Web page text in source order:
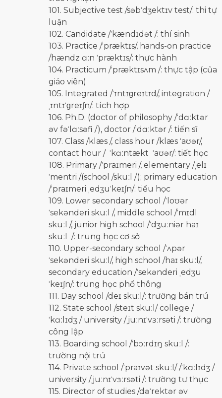
101. Subjective test /səbˈdʒektɪv test/: thi tự
luận
102. Candidate /ˈkændɪdət /: thí sinh
103. Practice /ˈpræktɪs/, hands-on practice
/hændz ɑːn ˈpræktɪs/: thực hành
104. Practicum /ˈpræktɪsʌm /: thực tập (của
giáo viên)
105. Integrated /ˈɪntɪɡreɪtɪd/, integration /
ˌɪntɪˈɡreɪʃn/: tích hợp
106. Ph.D. (doctor of philosophy /ˈdɑːktər
əv fəˈlɑːsəfi /), doctor /ˈdɑːktər /: tiến sĩ
107. Class /klæs /, class hour /klæs ˈaʊər/,
contact hour / ˈkɑːntækt ˈaʊər/: tiết học
108. Primary /ˈpraɪmeri /, elementary /ˌelɪ
ˈmentri /(school /skuːl /); primary education
/ˈpraɪmeri ˌedʒuˈkeɪʃn/: tiểu học
109. Lower secondary school /ˈloʊər
ˈsekənderi skuːl /, middle school /ˈmɪdl
skuːl /, junior high school /ˈdʒuːniər haɪ
skuːl /: trung học cơ sở
110. Upper-secondary school /ˈʌpər
ˈsekənderi skuːl/, high school /haɪ skuːl/,
secondary education /ˈsekənderi ˌedʒu
ˈkeɪʃn/: trung học phổ thông
111. Day school /deɪ skuːl/: trường bán trú
112. State school /steɪt skuːl/ college /
ˈkɑːlɪdʒ / university /ˌjuːnɪˈvɜːrsəti /: trường
công lập
113. Boarding school /ˈbɔːrdɪŋ skuːl /:
trường nội trú
114. Private school /ˈpraɪvət skuːl/ /ˈkɑːlɪdʒ /
university /ˌjuːnɪˈvɜːrsəti /: trường tư thục
115. Director of studies /dəˈrektər əv